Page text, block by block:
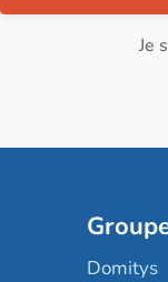
Je
Domitys